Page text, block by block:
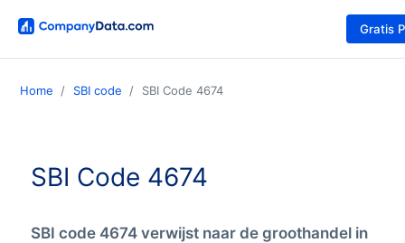
Gratis
Home SBI code SBI Code 4674
SBI Code 4674
SBI code 4674 verwijst naar de groothandel in